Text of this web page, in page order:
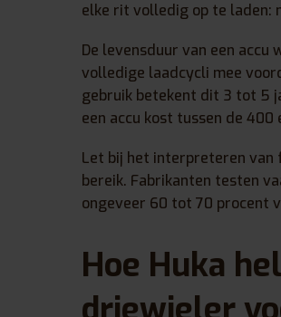
elke rit volledig op te laden:
De levensduur van een
volledige laadcycli mee
gebruik betekent dit 3 tot 5
een accu kost tussen de
Let bij het interpreteren van
bereik. Fabrikanten testen
ongeveer 60 tot 70 procent
Hoe Huka